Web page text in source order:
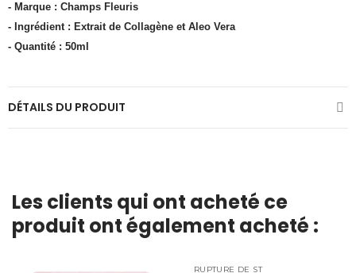
- Marque : Champs Fleuris
- Ingrédient : Extrait de Collagène et Aleo Vera
- Quantité : 50ml
DÉTAILS DU PRODUIT
Les clients qui ont acheté ce
produit ont également acheté :
RUPTURE DE ST